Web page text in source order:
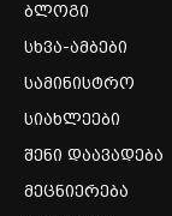
ბლოგი
სხვა-ამბები
სამინისტრო
სიახლეები
შენი დაავადება
მეცნიერება